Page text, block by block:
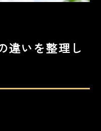
違いを整理し